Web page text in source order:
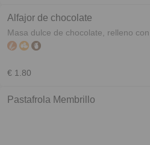
Alfajor de chocolate
Masa dulce de chocolate, relleno
chocolate
€ 1.80
Pastafrola Membrillo